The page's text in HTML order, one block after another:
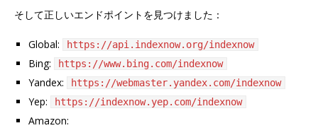
そして正しいエンドポイントを見つけました：
Global: https://api.indexnow.org/indexnow
Bing: https://www.bing.com/indexnow
Yandex: https://webmaster.yandex.com/indexnow
Yep: https://indexnow.yep.com/indexnow
Amazon: